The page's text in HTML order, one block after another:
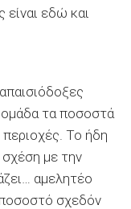
εδώ και
τα ποσοστά
Το ήδη
σχέση με την
αμελητέο
σχεδόν